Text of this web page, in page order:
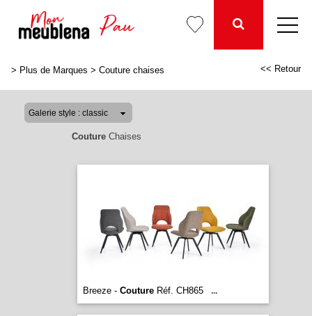
> Plus de Marques > Couture chaises << Retour
CoutureChaises
Breeze - CoutureRéf. CH865 ...